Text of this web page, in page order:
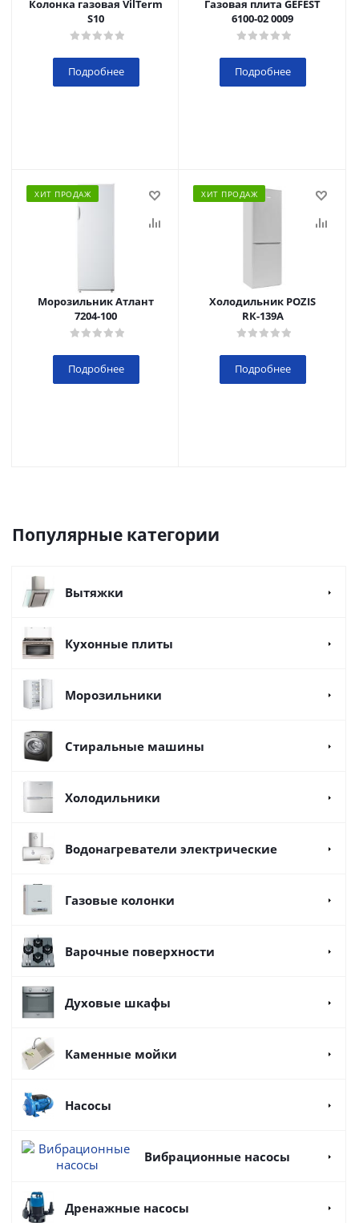
Колонка газовая VilTerm
S10
Подробнее
Газовая плита GEFEST
6100-02 0009
Подробнее
ХИТ ПРОДАЖ
Морозильник Атлант
7204-100
Подробнее
ХИТ ПРОДАЖ
Холодильник POZIS
RК-139А
Подробнее
Популярные категории
Вытяжки
Кухонные плиты
Морозильники
Стиральные машины
Холодильники
Водонагреватели электрические
Газовые колонки
Варочные поверхности
Духовые шкафы
Каменные мойки
Насосы
Вибрационные насосы
Дренажные насосы